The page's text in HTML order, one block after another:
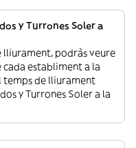
y Turrones Soler a
lliurament, podràs veure
establiment a la
temps de lliurament
y Turrones Soler a la